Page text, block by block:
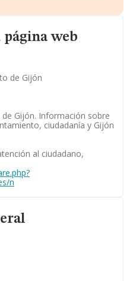
complementaria.
web
de Gijón
Gijón. Información sobre
ciudadanía y Gijón
al ciudadano,
n